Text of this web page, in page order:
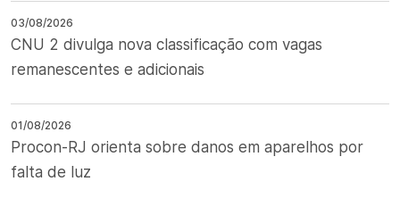
03/08/2026
CNU 2 divulga nova classificação com vagas
remanescentes e adicionais
01/08/2026
Procon-RJ orienta sobre danos em aparelhos por
falta de luz